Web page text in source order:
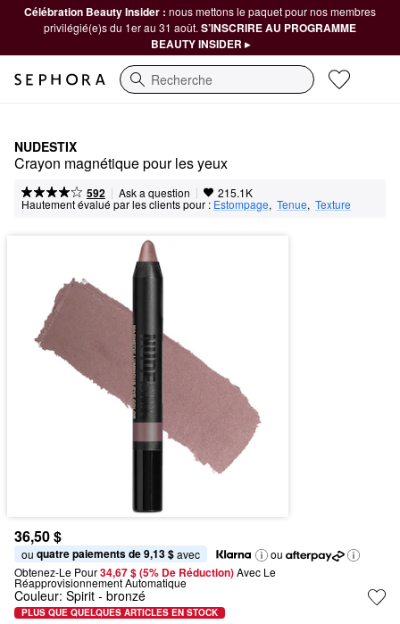
Célébration Beauty Insider : nous mettons le paquet pour nos membres
privilégié(e)s du 1er au 31 août. S’INSCRIRE AU PROGRAMME
BEAUTY INSIDER ▸
Recherche
NUDESTIX
Crayon magnétique pour les yeux
592 | Ask a question | 215.1K
Hautement évalué par les clients pour : Estompage, Tenue, Texture
36,50 $
ou quatre paiements de 9,13 $ avec
ou
Obtenez-Le Pour34,67 $ (5% De Réduction) Avec Le
Réapprovisionnement Automatique
Couleur: Spirit - bronzé
PLUS QUE QUELQUES ARTICLES EN STOCK